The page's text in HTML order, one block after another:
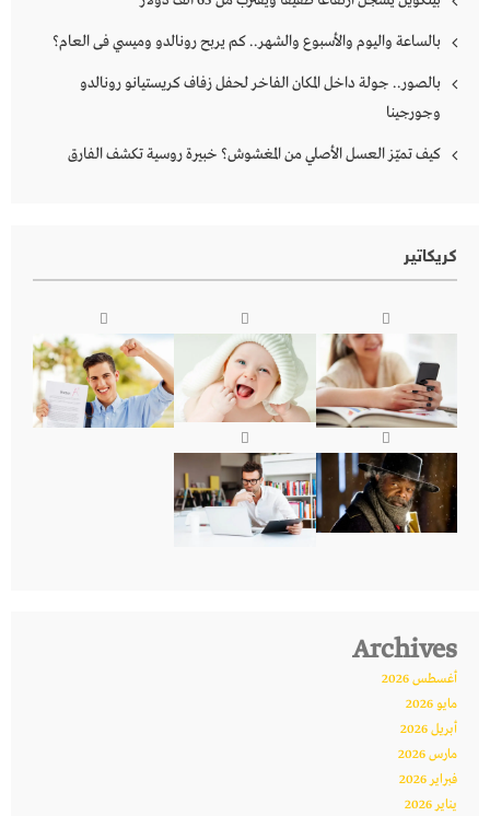
بالساعة واليوم والأسبوع والشهر.. كم يربح رونالدو وميسي فى العام؟
بالصور.. جولة داخل المكان الفاخر لحفل زفاف كريستيانو رونالدو
وجورجينا
كيف تميّز العسل الأصلي من المغشوش؟ خبيرة روسية تكشف الفارق
كريكاتير
Archives
أغسطس 2026
مايو 2026
أبريل 2026
مارس 2026
فبراير 2026
يناير 2026